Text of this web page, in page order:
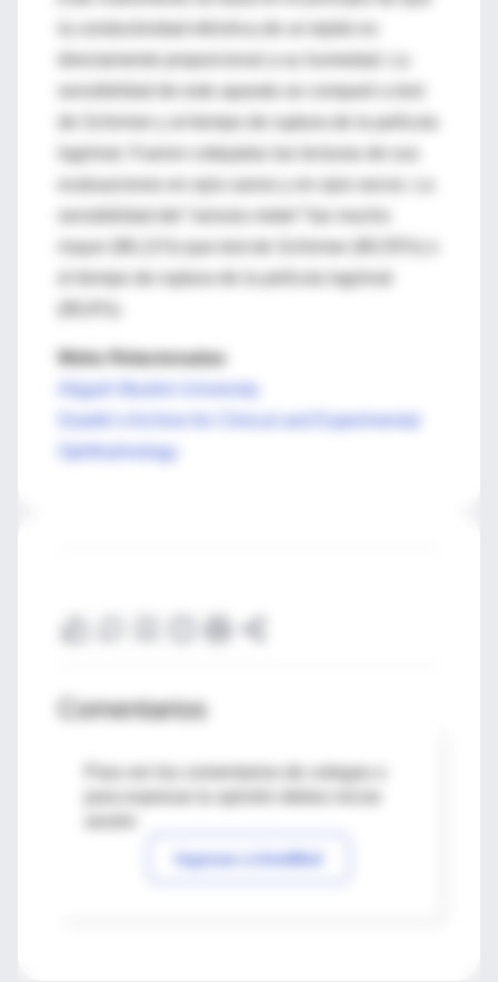
sensibilidad de este aparato se comparó a test
de Schirmer y al tiempo de ruptura de la película
lagrimal. Fueron cotejadas las lecturas de sus
mayor (86,11%) que test de Schirmer (80,55%) o
el tiempo de ruptura de la película lagrimal
Webs Relacionadas
Aligarh Muslim University
Ophthalmology
Comentarios
Para ver los comentarios de colegas o
Ingresar a IntraMed